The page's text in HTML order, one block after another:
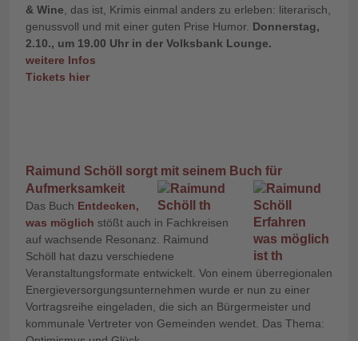
& Wine , das ist, Krimis einmal anders zu erleben: literarisch,
genussvoll und mit einer guten Prise Humor. Donnerstag,
2.10., um 19.00 Uhr in der Volksbank Lounge.
weitere Infos
Tickets hier
Raimund Schöll sorgt mit seinem Buch für
Aufmerksamkeit
Das Buch Entdecken,
was möglich stößt auch in Fachkreisen
auf wachsende Resonanz. Raimund
Schöll hat dazu verschiedene
Veranstaltungsformate entwickelt. Von einem überregionalen
Energieversorgungsunternehmen wurde er nun zu einer
Vortragsreihe eingeladen, die sich an Bürgermeister und
kommunale Vertreter von Gemeinden wendet. Das Thema: